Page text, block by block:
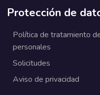
Protección de
Política de tratamiento
personales
Solicitudes
Aviso de privacidad